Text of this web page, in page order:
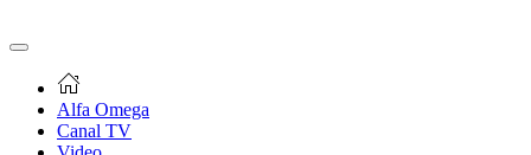
Alfa Omega
Canal TV